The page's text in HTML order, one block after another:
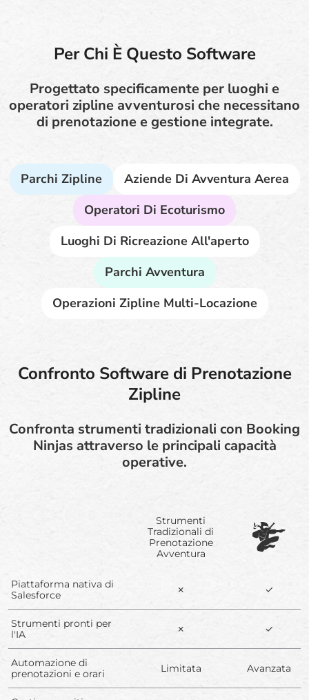
Per Chi È Questo Software
Progettato specificamente per luoghi e
operatori zipline avventurosi che necessitano
di prenotazione e gestione integrate.
Parchi Zipline
Aziende Di Avventura Aerea
Operatori Di Ecoturismo
Luoghi Di Ricreazione All'aperto
Parchi Avventura
Operazioni Zipline Multi-Locazione
Confronto Software di Prenotazione
Zipline
Confronta strumenti tradizionali con Booking
Ninjas attraverso le principali capacità
operative.
Strumenti
Tradizionali di
Prenotazione
Avventura
Piattaforma nativa di
Salesforce
✗ ✓
Strumenti pronti per
l'IA
✗ ✓
Automazione di
prenotazioni e orari
Limitata Avanzata